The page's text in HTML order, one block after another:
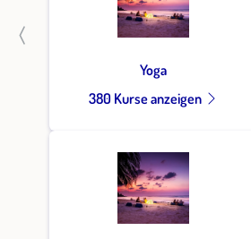
Yoga
380 Kurse anzeigen